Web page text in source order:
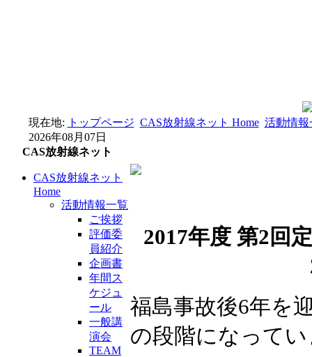
現在地: トップページ CAS放射線ネット Home 活動情報
2026年08月07日
CAS放射線ネット
CAS放射線ネット
Home
活動情報一覧
ご挨拶
評価委
員紹介
企画書
年間ス
ケジュ
ール
一般講
演会
TEAM
2017年度 第2回
福島事故後6年を
の段階になって